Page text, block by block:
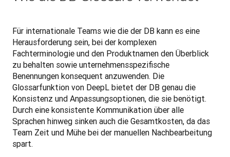
Für internationale Teams wie die der DB kann es eine
Herausforderung sein, bei der komplexen
Fachterminologie und den Produktnamen den Überblick
zu behalten sowie unternehmensspezifische
Benennungen konsequent anzuwenden. Die
Glossarfunktion von DeepL bietet der DB genau die
Konsistenz und Anpassungsoptionen, die sie benötigt.
Durch eine konsistente Kommunikation über alle
Sprachen hinweg sinken auch die Gesamtkosten, da das
Team Zeit und Mühe bei der manuellen Nachbearbeitung
spart.